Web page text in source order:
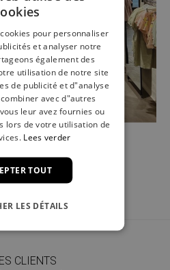
CLIENTS
pour personnaliser
et analyser notre
également des
utilisation de notre site
de publicité et d"analyse
avec d"autres
leur avez fournies ou
lors de votre utilisation de
Lees verder
TOUT
LES DÉTAILS